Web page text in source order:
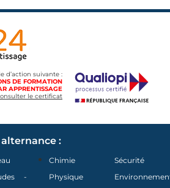
d’action suivante :
DE FORMATION
APPRENTISSAGE
le certificat
:
-
Chimie
Physique
Sécurité